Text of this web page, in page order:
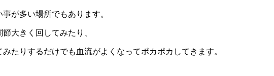
が多い場所でもあります。
大きく回してみたり、
たりするだけでも血流がよくなってポカポカしてきます。